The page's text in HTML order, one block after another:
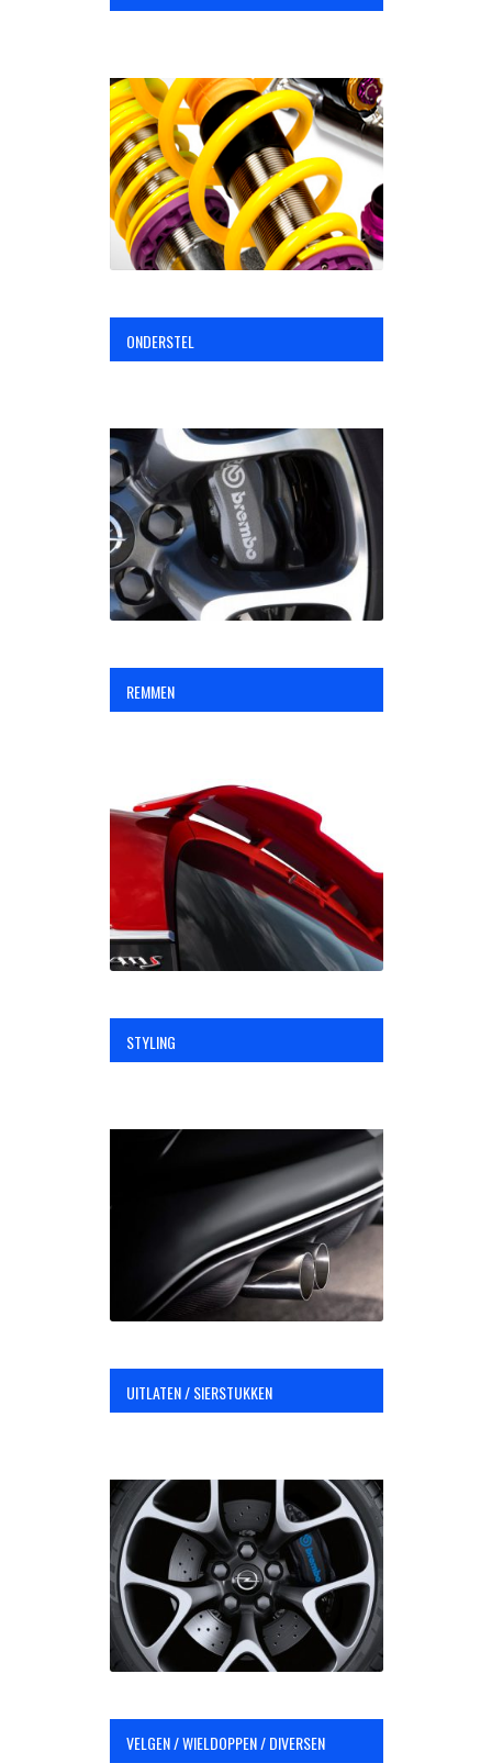
ONDERSTEL
REMMEN
STYLING
UITLATEN / SIERSTUKKEN
VELGEN / WIELDOPPEN / DIVERSEN